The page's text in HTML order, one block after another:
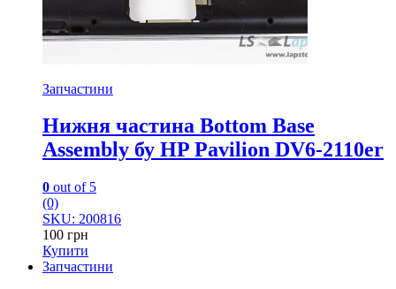
Запчастини
Нижня частина Bottom Base
Assembly бу HP Pavilion DV6-2110er
0 out of 5
(0)
SKU: 200816
100 грн
Купити
Запчастини